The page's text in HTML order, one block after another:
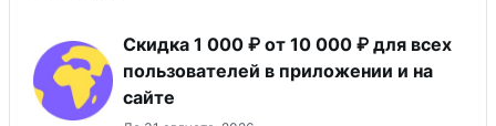
Скидка 1 000 ₽ от 10 000 ₽ для всех
пользователей в приложении и на
сайте